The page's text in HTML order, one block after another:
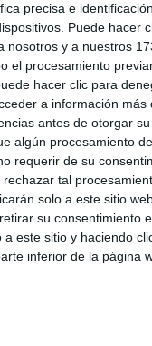
precisa e
Puede hacer
nosotros y a nuestros
el procesamiento
hacer clic para
a información más
antes de otorgar su
algún procesamiento
requerir de su
tal
solo a este sitio
su consentimiento
a este sitio y haciendo
inferior de la página
trabajando
todos los
del
del empleo”.
se encontraban
y clientes que no
celebrar este
desde el